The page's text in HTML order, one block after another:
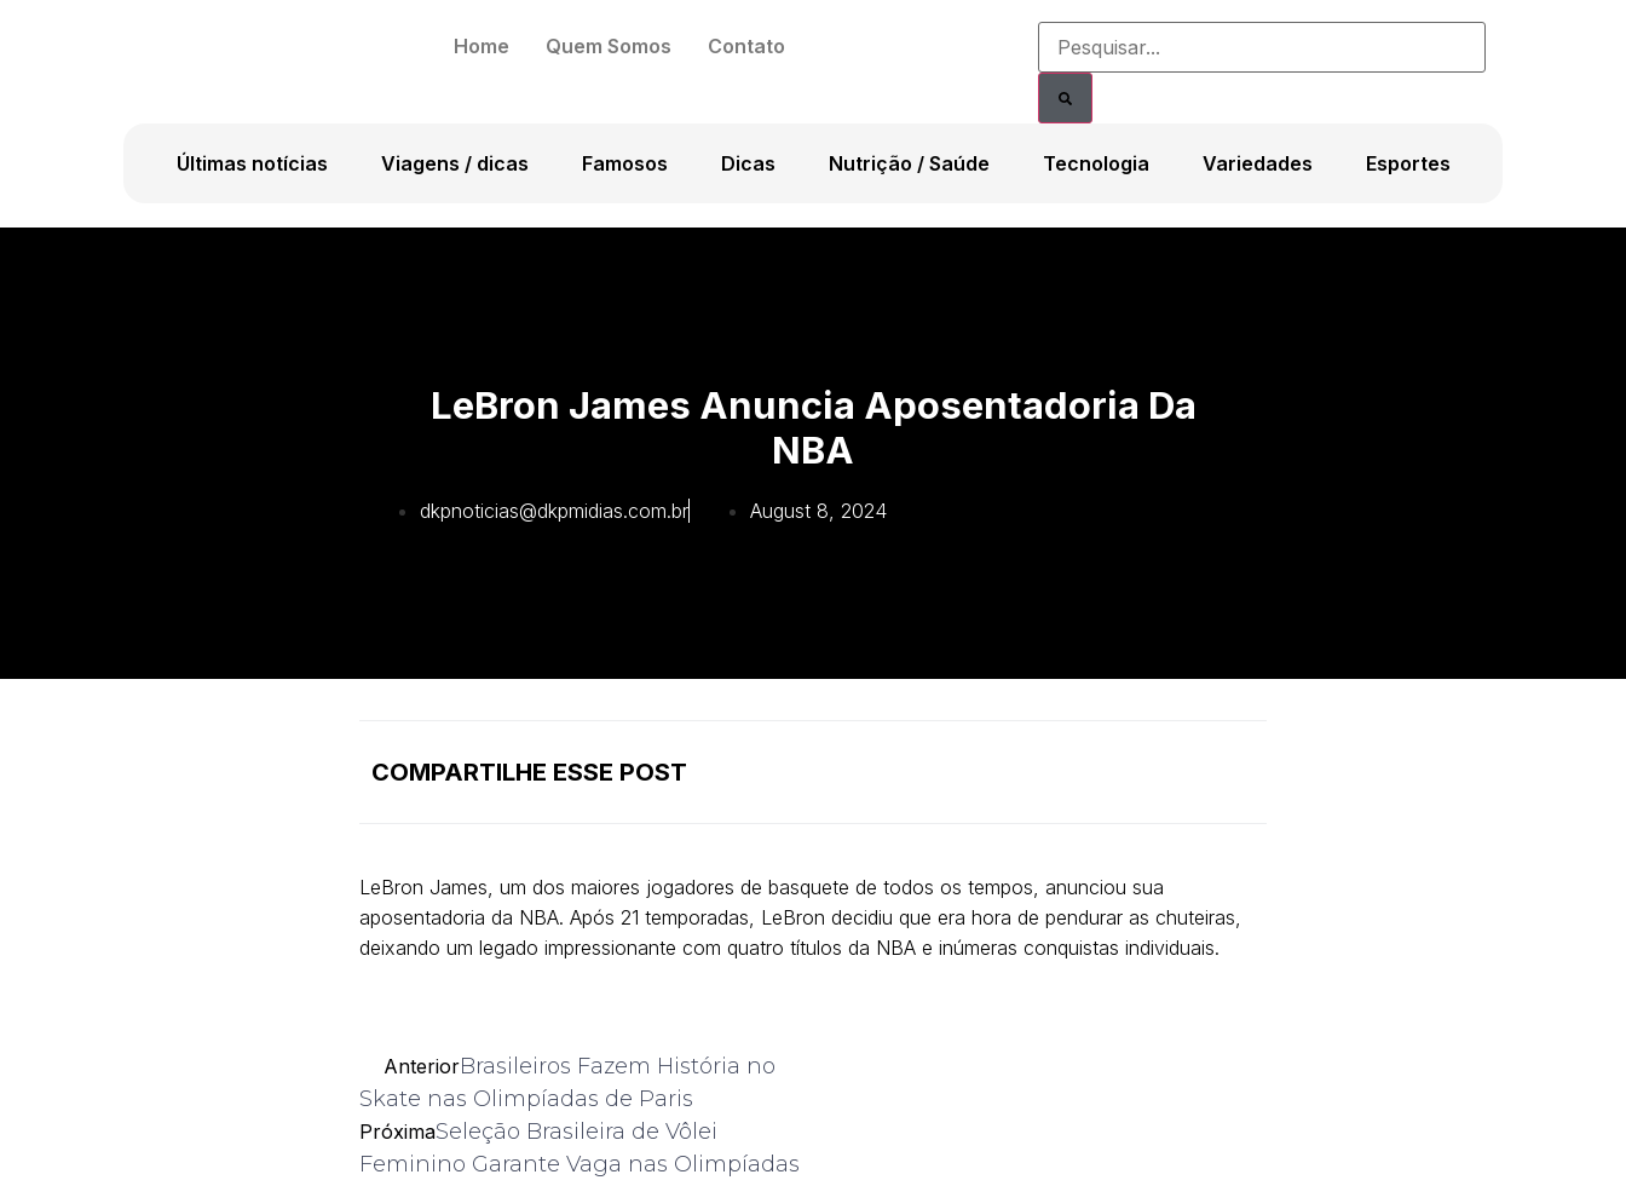
Home Quem Somos Contato
Últimas notícias Viagens / dicas Famosos Dicas Nutrição / Saúde Tecnologia Variedades Esportes
LeBron James Anuncia Aposentadoria Da
NBA
dkpnoticias@dkpmidias.com.br August 8, 2024
COMPARTILHE ESSE POST
LeBron James, um dos maiores jogadores de basquete de todos os tempos, anunciou sua
aposentadoria da NBA. Após 21 temporadas, LeBron decidiu que era hora de pendurar as chuteiras,
deixando um legado impressionante com quatro títulos da NBA e inúmeras conquistas individuais.
AnteriorBrasileiros Fazem História no
Skate nas Olimpíadas de Paris
PróximaSeleção Brasileira de Vôlei
Feminino Garante Vaga nas Olimpíadas